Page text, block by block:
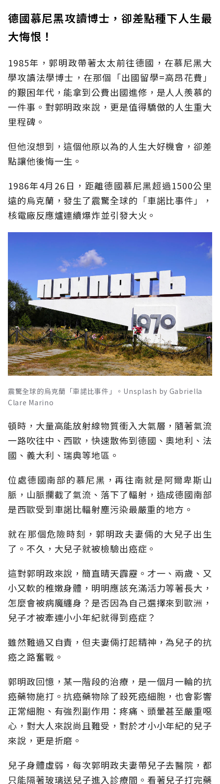
德國慕尼黑攻讀博士，卻差點種下人生最
大悔恨！
1985年，郭明政帶著太太前往德國，在慕尼黑大
學攻讀法學博士，在那個「出國留學=高昂花費」
的艱困年代，能拿到公費出國進修，是人人羨慕的
一件事。對郭明政來說，更是值得驕傲的人生重大
里程碑。
但他沒想到，這個他原以為的人生大好機會，卻差
點讓他後悔一生。
1986年4月26日，距離德國慕尼黑超過1500公里
遠的烏克蘭，發生了震驚全球的「車諾比事件」，
核電廠反應爐連續爆炸並引發大火。
震驚全球的烏克蘭「車諾比事件」。Unsplash by Gabriella
Clare Marino
頓時，大量高能放射線物質衝入大氣層，隨著氣流
一路吹往中、西歐，快速散佈到德國、奧地利、法
國、義大利、瑞典等地區。
位處德國南部的慕尼黑，再往南就是阿爾卑斯山
脈，山脈攔截了氣流、落下了輻射，造成德國南部
是西歐受到車諾比輻射塵污染最嚴重的地方。
就在那個危險時刻，郭明政夫妻倆的大兒子出生
了。不久，大兒子就被檢驗出癌症。
這對郭明政來說，簡直晴天霹靂。才一、兩歲、又
小又軟的稚嫩身體，明明應該充滿活力等著長大，
怎麼會被病魔纏身？是否因為自己選擇來到歐洲，
兒子才被牽連小小年紀就得到癌症？
雖然難過又自責，但夫妻倆打起精神，為兒子的抗
癌之路奮戰。
郭明政回憶，某一階段的治療，是一個月一輪的抗
癌藥物施打。抗癌藥物除了殺死癌細胞，也會影響
正常細胞、有強烈副作用：疼痛、頭暈甚至嚴重噁
心，對大人來說尚且難受，對於才小小年紀的兒子
來說，更是折磨。
兒子身體虛弱，每次郭明政夫妻帶兒子去醫院，都
只能隔著玻璃送兒子進入診療間。看著兒子打完藥